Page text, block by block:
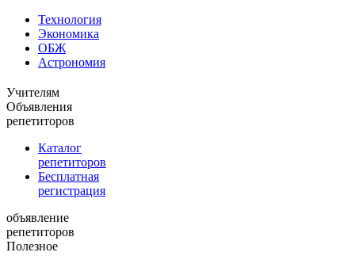
Технология
Экономика
ОБЖ
Астрономия
Учителям
Объявления
репетиторов
Каталог
репетиторов
Бесплатная
регистрация
объявление
репетиторов
Полезное